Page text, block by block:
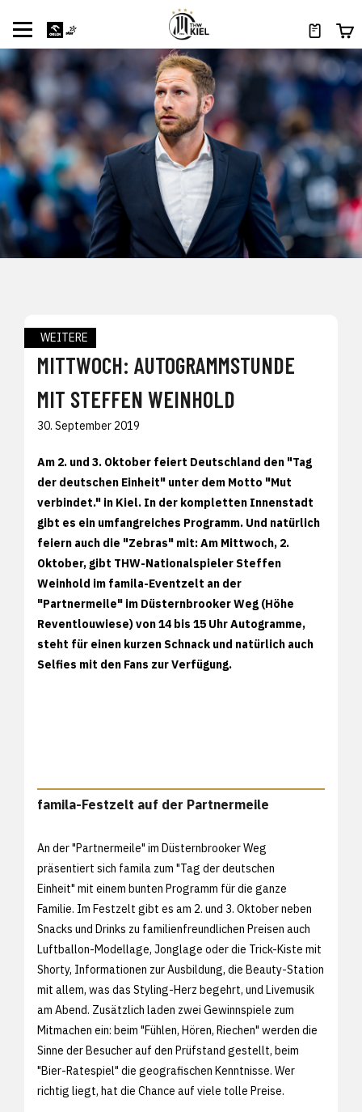
WEITERE
MITTWOCH: AUTOGRAMMSTUNDE
MIT STEFFEN WEINHOLD
30. September 2019
Am 2. und 3. Oktober feiert Deutschland den "Tag
der deutschen Einheit" unter dem Motto "Mut
verbindet." in Kiel. In der kompletten Innenstadt
gibt es ein umfangreiches Programm. Und natürlich
feiern auch die "Zebras" mit: Am Mittwoch, 2.
Oktober, gibt THW-Nationalspieler Steffen
Weinhold im famila-Eventzelt an der
"Partnermeile" im Düsternbrooker Weg (Höhe
Reventlouwiese) von 14 bis 15 Uhr Autogramme,
steht für einen kurzen Schnack und natürlich auch
Selfies mit den Fans zur Verfügung.
famila-Festzelt auf der Partnermeile
An der "Partnermeile" im Düsternbrooker Weg
präsentiert sich famila zum "Tag der deutschen
Einheit" mit einem bunten Programm für die ganze
Familie. Im Festzelt gibt es am 2. und 3. Oktober neben
Snacks und Drinks zu familienfreundlichen Preisen auch
Luftballon-Modellage, Jonglage oder die Trick-Kiste mit
Shorty, Informationen zur Ausbildung, die Beauty-Station
mit allem, was das Styling-Herz begehrt, und Livemusik
am Abend. Zusätzlich laden zwei Gewinnspiele zum
Mitmachen ein: beim "Fühlen, Hören, Riechen" werden die
Sinne der Besucher auf den Prüfstand gestellt, beim
"Bier-Ratespiel" die geografischen Kenntnisse. Wer
richtig liegt, hat die Chance auf viele tolle Preise.